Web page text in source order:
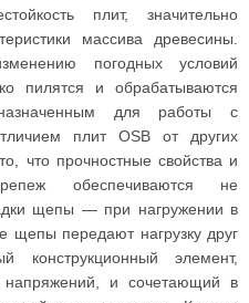
плит, значительно
массива древесины.
погодных условий
пилятся и обрабатываются
для работы с
плит OSB от других
что прочностные свойства и
обеспечиваются не
щепы — при нагружении в
щепы передают нагрузку друг
конструкционный элемент,
напряжений, и сочетающий в